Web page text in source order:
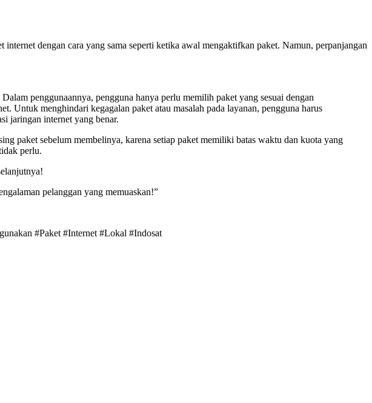
dengan cara yang sama seperti ketika awal mengaktifkan paket. Namun, perpanjangan
penggunaannya, pengguna hanya perlu memilih paket yang sesuai dengan
Untuk menghindari kegagalan paket atau masalah pada layanan, pengguna harus
jaringan internet yang benar.
paket sebelum membelinya, karena setiap paket memiliki batas waktu dan kuota yang
perlu.
pelanggan yang memuaskan!”
#Paket #Internet #Lokal #Indosat